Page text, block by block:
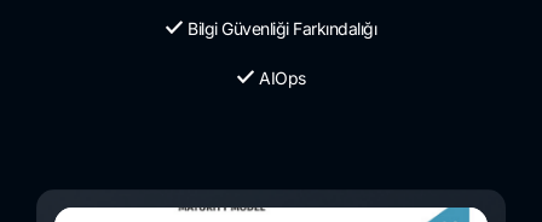
Bilgi Güvenliği Farkındalığı
AIOps